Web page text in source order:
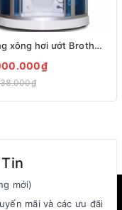
Phòng xông hơi ướt Brother PDM-04
mới)
mãi và các ưu đãi